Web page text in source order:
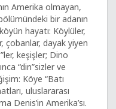
Amerika olmayan,
bir adanın
hayatı: Köylüler,
çobanlar, dayak yiyen
keşişler; Dino
“din”sizler ve
Köye “Batı
uluslararası
Denis’in Amerika’sı.